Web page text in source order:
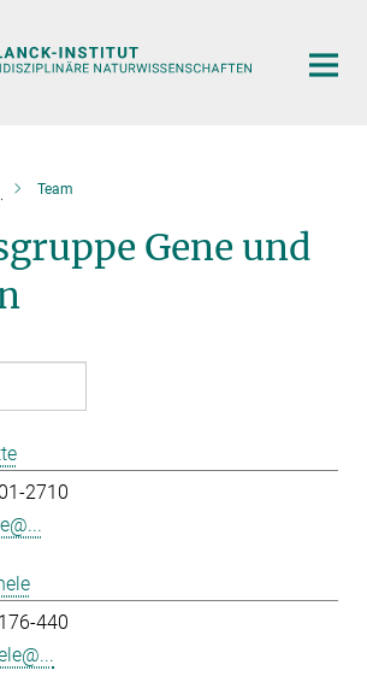
Team
Gene und
2710
440